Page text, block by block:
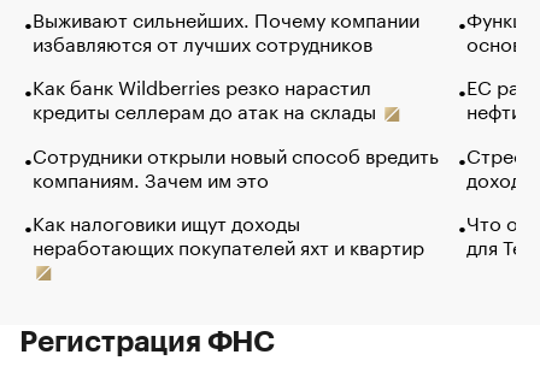
Выживают сильнейших. Почему компании
избавляются от лучших сотрудников
Как банк Wildberries резко нарастил
кредиты селлерам до атак на склады
Сотрудники открыли новый способ вредить
компаниям. Зачем им это
Как налоговики ищут доходы
неработающих покупателей яхт и квартир
основ
ЕС
нефти
Что
для
Регистрация ФНС